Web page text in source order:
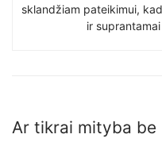
sklandžiam pateikimui,
ir
Ar tikrai mityba be